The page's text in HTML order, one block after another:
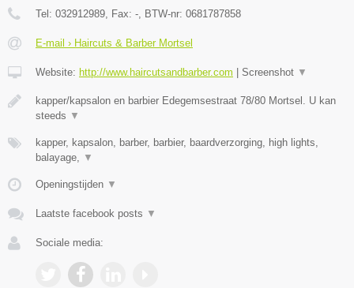
Tel: 032912989, Fax: -, BTW-nr: 0681787858
E-mail › Haircuts & Barber Mortsel
Website: http://www.haircutsandbarber.com Screenshot ▼
kapper/kapsalon en barbier Edegemsestraat 78/80 Mortsel. U kan
steeds ▼
kapper, kapsalon, barber, barbier, baardverzorging, high lights,
balayage, ▼
Openingstijden ▼
Laatste facebook posts ▼
Sociale media: